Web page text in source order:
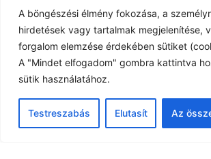
A böngészési élmény fokozása, a
hirdetések vagy tartalmak megjelenítése,
forgalom elemzése érdekében sütiket
A "Mindet elfogadom" gombra kattintva
sütik használatához.
Testreszabás Elutasít Az